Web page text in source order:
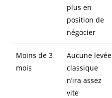
plus en
position de
négocier
Moins de 3
mois
Aucune levée
classique
n’ira assez
vite